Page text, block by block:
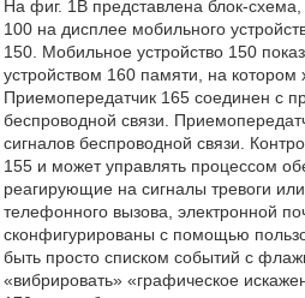
На фиг. 1B представлена блок-
100 на дисплее мобильного
150. Мобильное устройство 150
устройством 160 памяти, на
Приемопередатчик 165 соединен с
беспроводной связи.
сигналов беспроводной связи.
155 и может управлять процессом
реагирующие на сигналы тревоги
телефонного вызова, электронной
сконфигурированы с помощью
быть просто списком событий с
«вибрировать» «графическое